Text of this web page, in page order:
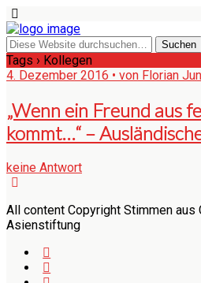
Tags › Kollegen
4. Dezember 2016 • von Florian
„Wenn ein Freund aus
kommt…“ –
keine Antwort
All content Copyright Stimmen aus
Asienstiftung